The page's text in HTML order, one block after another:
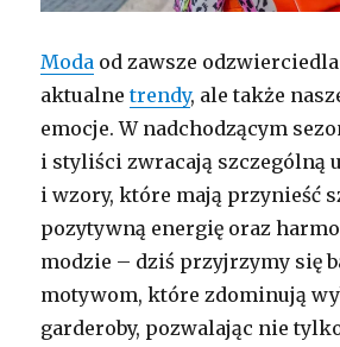
Moda od zawsze
aktualnetrendy, ale także
emocje. W nadchodzącym
i styliści zwracają szczególną
i wzory, które mają przynieść
pozytywną energię oraz
modzie – dziś przyjrzymy się
motywom, które zdominują
garderoby, pozwalając nie